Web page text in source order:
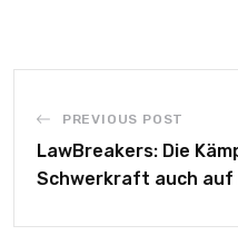
PREVIOUS POST
LawBreakers: Die
Schwerkraft auch auf